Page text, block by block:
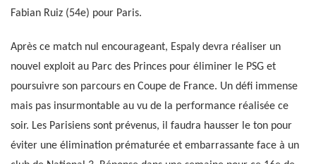
Fabian Ruiz (54e) pour Paris.
Après ce match nul encourageant, Espaly devra réaliser un
nouvel exploit au Parc des Princes pour éliminer le PSG et
poursuivre son parcours en Coupe de France. Un défi immense
mais pas insurmontable au vu de la performance réalisée ce
soir. Les Parisiens sont prévenus, il faudra hausser le ton pour
éviter une élimination prématurée et embarrassante face à un